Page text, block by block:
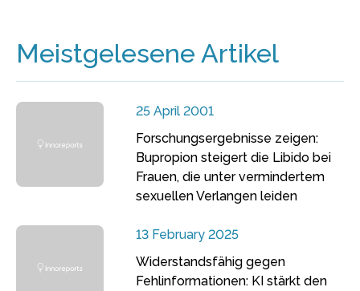
Meistgelesene Artikel
25 April 2001
Forschungsergebnisse zeigen:
Bupropion steigert die Libido bei
Frauen, die unter vermindertem
sexuellen Verlangen leiden
13 February 2025
Widerstandsfähig gegen
Fehlinformationen: KI stärkt den